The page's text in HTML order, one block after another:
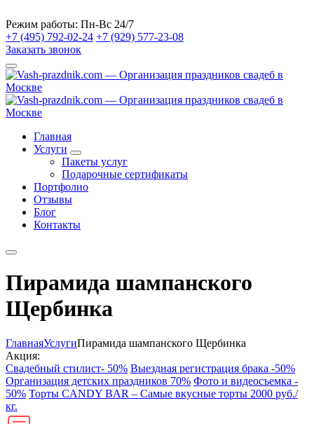
Режим работы: Пн-Вс 24/7
+7 (495) 792-02-24 +7 (929) 577-23-08
Заказать звонок
Главная
Услуги
Пакеты услуг
Подарочные сертификаты
Портфолио
Отзывы
Блог
Контакты
Пирамида шампанского
Щербинка
ГлавнаяУслугиПирамида шампанского Щербинка
Акция:
Свадебный стилист- 50% Выездная регистрация брака -50%
Организация детских праздников 70% Фото и видеосъемка -
50% Торты CANDY BAR – Самые вкусные торты 2000 руб./
кг.